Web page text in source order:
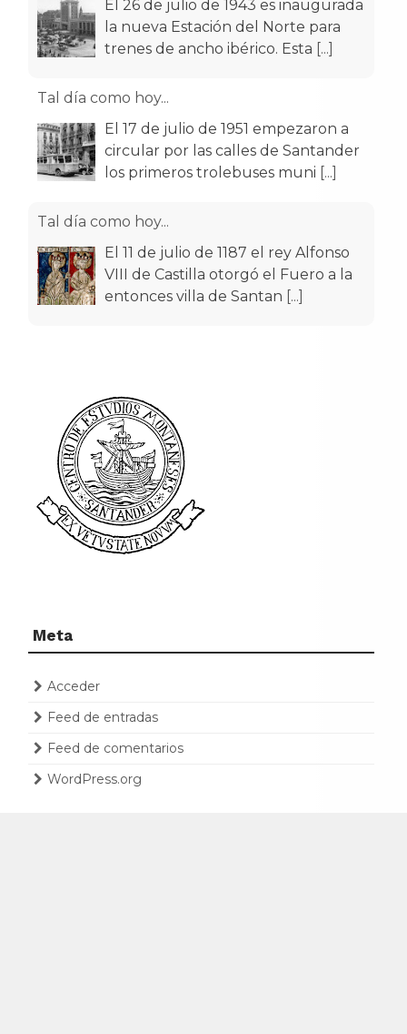
El 26 de julio de 1943 es inaugurada
la nueva Estación del Norte para
trenes de ancho ibérico. Esta [...]
Tal día como hoy...
El 17 de julio de 1951 empezaron a
circular por las calles de Santander
los primeros trolebuses muni [...]
Tal día como hoy...
El 11 de julio de 1187 el rey Alfonso
VIII de Castilla otorgó el Fuero a la
entonces villa de Santan [...]
Meta
Acceder
Feed de entradas
Feed de comentarios
WordPress.org